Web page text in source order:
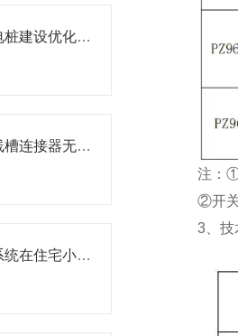
能源汽车下乡充电桩建设优化建议及解决方案
安科瑞密集型母线槽连接器无线测温AMB在某工厂配电中的应用
安科瑞余压监控系统在住宅小区的应用方案
注：①开
②开关量
3、技